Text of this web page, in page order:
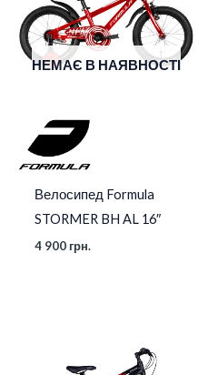
НЕМАЄ В НАЯВНОСТІ
Велосипед Formula
STORMER BH AL 16″
4 900 грн.